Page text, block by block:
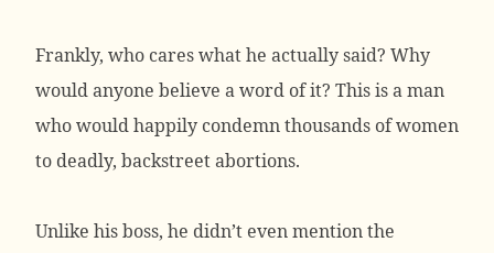
Frankly, who cares what he actually said? Why
would anyone believe a word of it? This is a man
who would happily condemn thousands of women
to deadly, backstreet abortions.
Unlike his boss, he didn’t even mention the